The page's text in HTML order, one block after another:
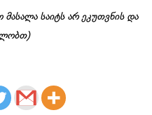
საიტს არ ეკუთვნის და